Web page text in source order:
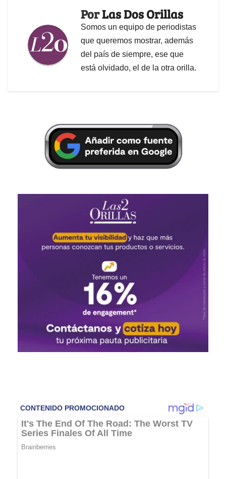
PorLas Dos Orillas
Somos un equipo de periodistas
que queremos mostrar, además
del país de siempre, ese que
está olvidado, el de la otra orilla.